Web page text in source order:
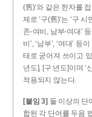
(舊)’와 같은 한자를
제로 ‘구(舊)’는 ‘구
존­-여비, 남부-­여대’
비’, ‘남부’, ‘여대’
태로 굳어져 쓰이고
년도], [구ː년도]이며 ‘
적용되지 않는다.
[붙임 3] 둘 이상의 단
합된 각 단어를 두음